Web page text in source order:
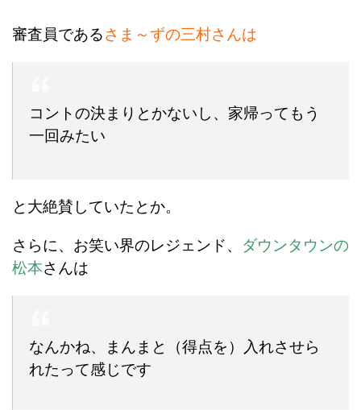
審査員であるさま～ずの三村さんは
コントの決まりとかないし、家帰ってもう
一回みたい
と大絶賛していたとか。
さらに、お笑い界のレジェンド、 ダウンタウンの
松本さんは
なんかね、まんまと（得点を）入れさせら
れたって感じです